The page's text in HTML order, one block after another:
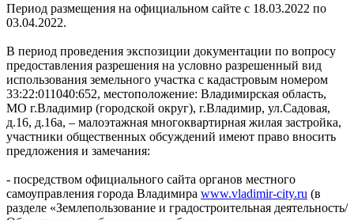
Период размещения на официальном сайте с 18.03.2022 по
03.04.2022.
В период проведения экспозиции документации по вопросу
предоставления разрешения на условно разрешенный вид
использования земельного участка с кадастровым номером
33:22:011040:652, местоположение: Владимирская область,
МО г.Владимир (городской округ), г.Владимир, ул.Садовая,
д.16, д.16а, – малоэтажная многоквартирная жилая застройка,
участники общественных обсуждений имеют право вносить
предложения и замечания:
- посредством официального сайта органов местного
самоуправления города Владимира www.vladimir-city.ru (в
разделе «Землепользование и градостроительная деятельность/